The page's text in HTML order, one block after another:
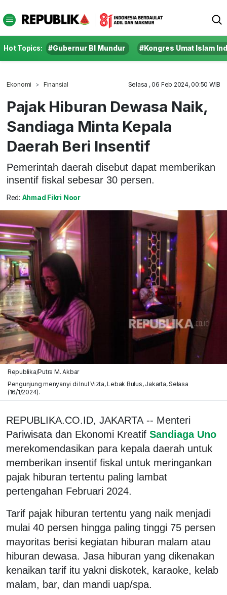
Hot Topics: #Gubernur BI Mundur #Kongres Umat Islam
Ekonomi Finansial Selasa , 06 Feb 2024, 00:50 WIB
Pajak Hiburan Dewasa Naik,
Sandiaga Minta Kepala
Daerah Beri Insentif
Pemerintah daerah disebut dapat memberikan
insentif fiskal sebesar 30 persen.
Red: Ahmad Fikri Noor
Republika/Putra M. Akbar
Pengunjung menyanyi di Inul Vizta, Lebak Bulus, Jakarta, Selasa
(16/1/2024).
REPUBLIKA.CO.ID, JAKARTA -- Menteri
Pariwisata dan Ekonomi Kreatif Sandiaga Uno
merekomendasikan para kepala daerah untuk
memberikan insentif fiskal untuk meringankan
pajak hiburan tertentu paling lambat
pertengahan Februari 2024.
Tarif pajak hiburan tertentu yang naik menjadi
mulai 40 persen hingga paling tinggi 75 persen
mayoritas berisi kegiatan hiburan malam atau
hiburan dewasa. Jasa hiburan yang dikenakan
kenaikan tarif itu yakni diskotek, karaoke, kelab
malam, bar, dan mandi uap/spa.